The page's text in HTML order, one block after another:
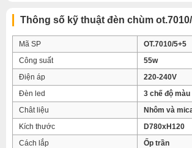
Thông số kỹ thuật đèn chùm
Mã SP
OT.7010/5+5
Công suất
55w
Điện áp
220-240V
Đèn led
3 chế độ màu
Chât liệu
Nhôm và
Kích thước
D780xH120
Cách lắp
Ốp trần